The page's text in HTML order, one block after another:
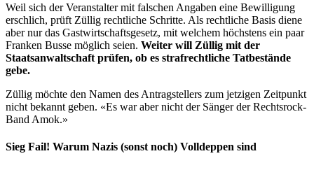
Weil sich der Veranstalter mit falschen Angaben eine Bewilligung
erschlich, prüft Züllig rechtliche Schritte. Als rechtliche Basis diene
aber nur das Gastwirtschaftsgesetz, mit welchem höchstens ein paar
Franken Busse möglich seien. Weiter will Züllig mit der
Staatsanwaltschaft prüfen, ob es strafrechtliche Tatbestände
gebe.
Züllig möchte den Namen des Antragstellers zum jetzigen Zeitpunkt
nicht bekannt geben. «Es war aber nicht der Sänger der Rechtsrock-
Band Amok.»
Sieg Fail! Warum Nazis (sonst noch) Volldeppen sind